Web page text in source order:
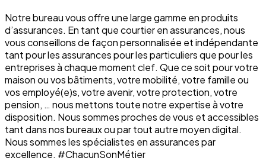
Notre bureau vous offre une large gamme en produits
d’assurances. En tant que courtier en assurances, nous
vous conseillons de façon personnalisée et indépendante
tant pour les assurances pour les particuliers que pour les
entreprises à chaque moment clef. Que ce soit pour votre
maison ou vos bâtiments, votre mobilité, votre famille ou
vos employé(e)s, votre avenir, votre protection, votre
pension, … nous mettons toute notre expertise à votre
disposition. Nous sommes proches de vous et accessibles
tant dans nos bureaux ou par tout autre moyen digital.
Nous sommes les spécialistes en assurances par
excellence. #ChacunSonMétier